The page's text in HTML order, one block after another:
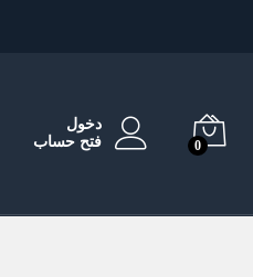
0
دخول
فتح حساب